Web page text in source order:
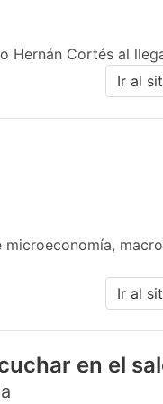
Hernán Cortés al
Ir al
Ir al
en el